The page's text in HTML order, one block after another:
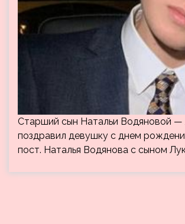
Старший сын Натальи Водяновой —
поздравил девушку с днем
пост. Наталья Водянова с сыном